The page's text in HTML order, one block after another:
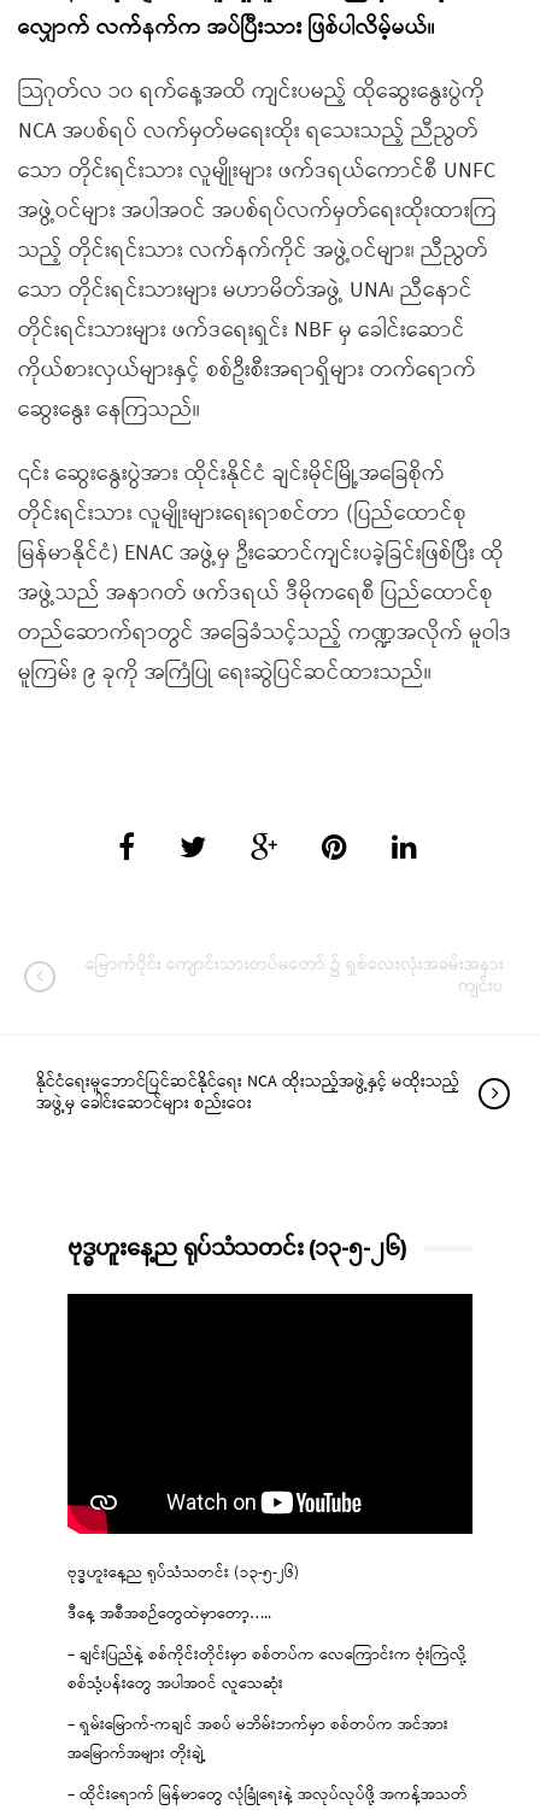
လျှောက် လက်နက်က အပ်ပြီးသား ဖြစ်ပါလိမ့်မယ်။
သြဂုတ်လ ၁၀ ရက်နေ့အထိ ကျင်းပမည့် ထိုဆွေးနွေးပွဲကို
NCA အပစ်ရပ် လက်မှတ်မရေးထိုး ရသေးသည့် ညီညွတ်
သော တိုင်းရင်းသား လူမျိုးများ ဖက်ဒရယ်ကောင်စီ UNFC
အဖွဲ့ဝင်များ အပါအဝင် အပစ်ရပ်လက်မှတ်ရေးထိုးထားကြ
သည့် တိုင်းရင်းသား လက်နက်ကိုင် အဖွဲ့ဝင်များ၊ ညီညွတ်
သော တိုင်းရင်းသားများ မဟာမိတ်အဖွဲ့ UNA၊ ညီနောင်
တိုင်းရင်းသားများ ဖက်ဒရေးရှင်း NBF မှ ခေါင်းဆောင်
ကိုယ်စားလှယ်များနှင့် စစ်ဦးစီးအရာရှိများ တက်ရောက်
ဆွေးနွေး နေကြသည်။
၎င်း ဆွေးနွေးပွဲအား ထိုင်းနိုင်ငံ ချင်းမိုင်မြို့အခြေစိုက်
တိုင်းရင်းသား လူမျိုးများရေးရာစင်တာ (ပြည်ထောင်စု
မြန်မာနိုင်ငံ) ENAC အဖွဲ့မှ ဦးဆောင်ကျင်းပခဲ့ခြင်းဖြစ်ပြီး ထို
အဖွဲ့သည် အနာဂတ် ဖက်ဒရယ် ဒီမိုကရေစီ ပြည်ထောင်စု
တည်ဆောက်ရာတွင် အခြေခံသင့်သည့် ကဏ္ဍအလိုက် မူဝါဒ
မူကြမ်း ၉ ခုကို အကြံပြု ရေးဆွဲပြင်ဆင်ထားသည်။
မြောက်ပိုင်း ကျောင်းသားတပ်မတော် ၌ ရှစ်လေးလုံးအခမ်းအနား
ကျင်းပ
နိုင်ငံရေးမူဘောင်ပြင်ဆင်နိုင်ရေး NCA ထိုးသည့်အဖွဲ့နှင့် မထိုးသည့်
အဖွဲ့မှ ခေါင်းဆောင်များ စည်းဝေး
ဗုဒ္ဓဟူးနေ့ည ရုပ်သံသတင်း (၁၃-၅-၂၆)
ဗုဒ္ဓဟူးနေ့ည ရုပ်သံသတင်း (၁၃-၅-၂၆)
ဒီနေ့ အစီအစဉ်တွေထဲမှာတော့…..
– ချင်းပြည်နဲ့ စစ်ကိုင်းတိုင်းမှာ စစ်တပ်က လေကြောင်းက ဗုံးကြဲလို့
စစ်သုံ့ပန်းတွေ အပါအဝင် လူသေဆုံး
– ရှမ်းမြောက်-ကချင် အစပ် မဘိမ်းဘက်မှာ စစ်တပ်က အင်အား
အမြောက်အများ တိုးချဲ့
– ထိုင်းရောက် မြန်မာတွေ လုံခြုံရေးနဲ့ အလုပ်လုပ်ဖို့ အကန့်အသတ်